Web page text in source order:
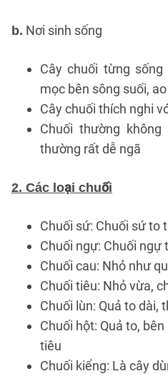
b. Nơi sinh sống
Cây chuối từng
mọc bên sông suối,
Cây chuối thích nghi
Chuối thường
thường rất dễ ngã
2. Các loại chuối
Chuối sứ: Chuối sứ to
Chuối ngự: Chuối ngự
Chuối cau: Nhỏ như
Chuối tiêu: Nhỏ vừa,
Chuối lùn: Quả to dài,
Chuối hột: Quả to,
tiêu
Chuối kiểng: Là cây